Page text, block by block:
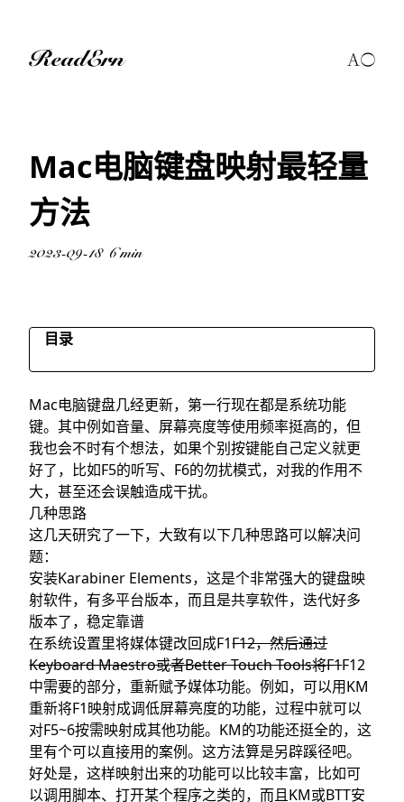
ReadErn
Mac电脑键盘映射最轻量
方法
2023-09-18 6 min
目录
具体方法
附表：常见功能的HID键值
其他参考资料
Mac电脑键盘几经更新，第一行现在都是系统功能
键。其中例如音量、屏幕亮度等使用频率挺高的，但
我也会不时有个想法，如果个别按键能自己定义就更
好了，比如F5的听写、F6的勿扰模式，对我的作用不
大，甚至还会误触造成干扰。
几种思路
这几天研究了一下，大致有以下几种思路可以解决问
题：
安装Karabiner Elements，这是个非常强大的键盘映
射软件，有多平台版本，而且是共享软件，迭代好多
版本了，稳定靠谱
在系统设置里将媒体键改回成F1F12，然后通过
Keyboard Maestro或者Better Touch Tools将F1F12
中需要的部分，重新赋予媒体功能。例如，可以用KM
重新将F1映射成调低屏幕亮度的功能，过程中就可以
对F5~6按需映射成其他功能。KM的功能还挺全的，这
里有个可以直接用的案例。这方法算是另辟蹊径吧。
好处是，这样映射出来的功能可以比较丰富，比如可
以调用脚本、打开某个程序之类的，而且KM或BTT安